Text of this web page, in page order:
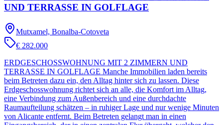
UND TERRASSE IN GOLFLAGE
Mutxamel, Bonalba-Cotoveta
€ 282.000
ERDGESCHOSSWOHNUNG MIT 2 ZIMMERN UND
TERRASSE IN GOLFLAGE Manche Immobilien laden bereits
beim Betreten dazu ein, den Alltag hinter sich zu lassen. Diese
Erdgeschosswohnung richtet sich an alle, die Komfort im Alltag,
eine Verbindung zum Außenbereich und eine durchdachte
Raumaufteilung schätzen – in ruhiger Lage und nur wenige Minuten
von Alicante entfernt. Beim Betreten gelangt man in einen